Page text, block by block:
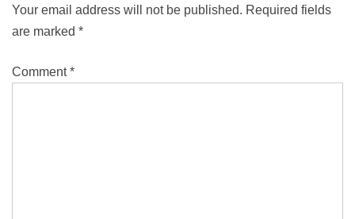
Your email address will not be published. Required fields
are marked *
Comment*